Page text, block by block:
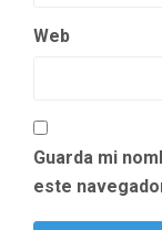
Web
Guarda mi
este